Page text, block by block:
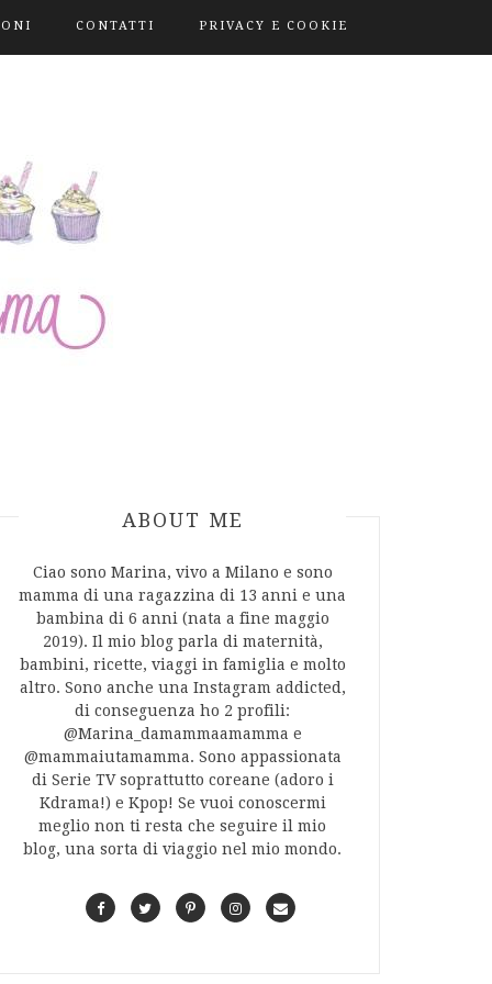
CONTATTI PRIVACY E COOKIE
ABOUT AUTHOR
ABOUT ME
Ciao sono Marina, vivo a Milano e sono
mamma di una ragazzina di 13 anni e una
bambina di 6 anni (nata a fine maggio
2019). Il mio blog parla di maternità,
bambini, ricette, viaggi in famiglia e molto
altro. Sono anche una Instagram addicted,
di conseguenza ho 2 profili:
@Marina_damammaamamma e
@mammaiutamamma. Sono appassionata
di Serie TV soprattutto coreane (adoro i
Kdrama!) e Kpop! Se vuoi conoscermi
meglio non ti resta che seguire il mio
blog, una sorta di viaggio nel mio mondo.
F
T
P
I
C